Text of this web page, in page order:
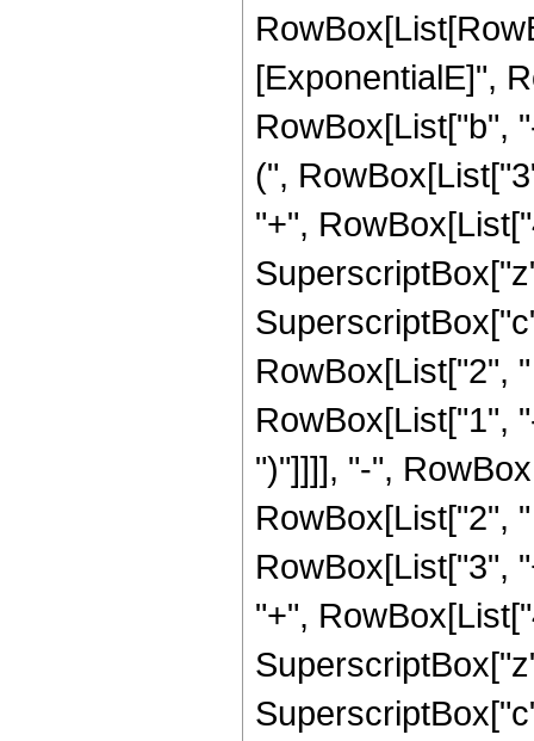
[ExponentialE]",
RowBox[List["b",
(",
"+",
RowBox[List["2",
RowBox[List["1",
")"]]]], "-",
RowBox[List["2",
RowBox[List["3",
"+",